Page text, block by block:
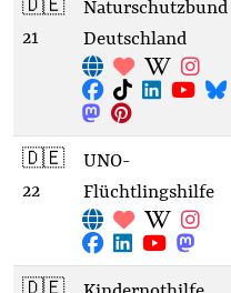
🇩🇪
21
Naturschutzbund
Deutschland
🇩🇪
22
UNO-
Flüchtlingshilfe